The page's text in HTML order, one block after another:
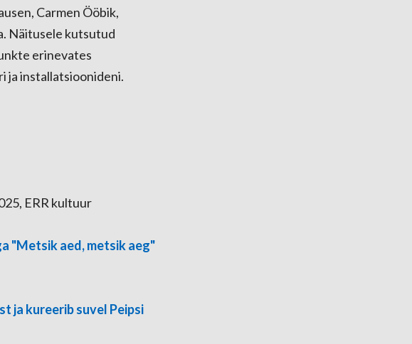
Carmen Ööbik,
Näitusele kutsutud
erinevates
ja installatsioonideni.
ERR kultuur
"Metsik aed, metsik aeg"
ja kureerib suvel Peipsi